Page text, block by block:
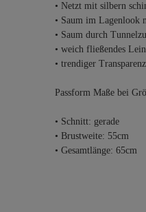
• Netzt mit silbern
• Saum im Lagenlook
• Saum durch
• weich fließendes
• trendiger
Passform Maße bei
• Schnitt: gerade
• Brustweite: 55cm
• Gesamtlänge: 65cm